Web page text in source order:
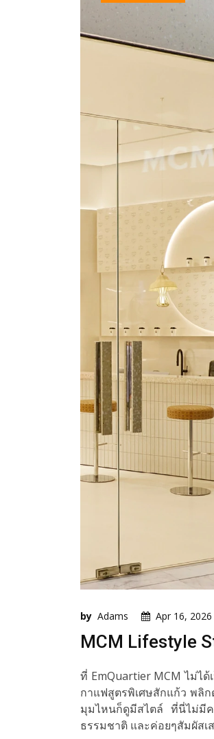
by Adams Apr 16, 2026
MCM Lifestyle
ที่ EmQuartier MCM ไม่ไ
กาแฟสูตรพิเศษสักแก้ว พลิ
มุมไหนก็ดูมีสไตล์ ที่นี่ไม่มีค
ธรรมชาติ และค่อยๆสัมผัสเ